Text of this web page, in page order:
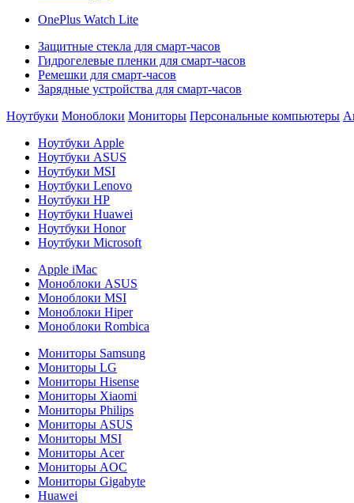
OnePlus Watch Lite
Защитные стекла для смарт-часов
Гидрогелевые пленки для смарт-часов
Ремешки для смарт-часов
Зарядные устройства для смарт-часов
Ноутбуки Моноблоки Мониторы Персональные компьютеры
Ноутбуки Apple
Ноутбуки ASUS
Ноутбуки MSI
Ноутбуки Lenovo
Ноутбуки HP
Ноутбуки Huawei
Ноутбуки Honor
Ноутбуки Microsoft
Apple iMac
Моноблоки ASUS
Моноблоки MSI
Моноблоки Hiper
Моноблоки Rombica
Мониторы Samsung
Мониторы LG
Мониторы Hisense
Мониторы Xiaomi
Мониторы Philips
Мониторы ASUS
Мониторы MSI
Мониторы Acer
Мониторы AOC
Мониторы Gigabyte
Huawei